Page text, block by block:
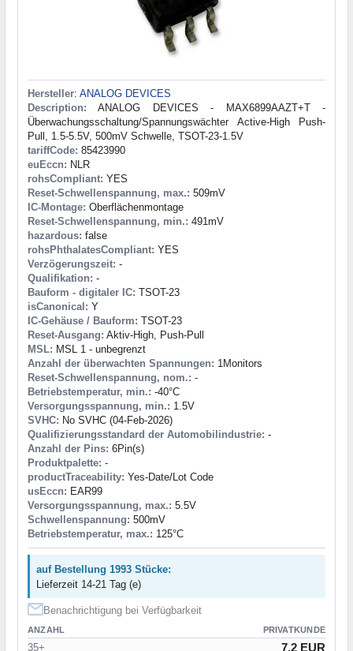
Hersteller: ANALOG DEVICES
Description: ANALOG DEVICES - MAX6899AAZT+T -
Überwachungsschaltung/Spannungswächter Active-High Push-
Pull, 1.5-5.5V, 500mV Schwelle, TSOT-23-1.5V
tariffCode: 85423990
euEccn: NLR
rohsCompliant: YES
Reset-Schwellenspannung, max.: 509mV
IC-Montage: Oberflächenmontage
Reset-Schwellenspannung, min.: 491mV
hazardous: false
rohsPhthalatesCompliant: YES
Verzögerungszeit: -
Qualifikation: -
Bauform - digitaler IC: TSOT-23
isCanonical: Y
IC-Gehäuse / Bauform: TSOT-23
Reset-Ausgang: Aktiv-High, Push-Pull
MSL: MSL 1 - unbegrenzt
Anzahl der überwachten Spannungen: 1Monitors
Reset-Schwellenspannung, nom.: -
Betriebstemperatur, min.: -40°C
Versorgungsspannung, min.: 1.5V
SVHC: No SVHC (04-Feb-2026)
Qualifizierungsstandard der Automobilindustrie: -
Anzahl der Pins: 6Pin(s)
Produktpalette: -
productTraceability: Yes-Date/Lot Code
usEccn: EAR99
Versorgungsspannung, max.: 5.5V
Schwellenspannung: 500mV
Betriebstemperatur, max.: 125°C
auf Bestellung 1993 Stücke:
Lieferzeit 14-21 Tag (e)
Benachrichtigung bei Verfügbarkeit
ANZAHL PRIVATKUNDE
35+ 7.2 EUR